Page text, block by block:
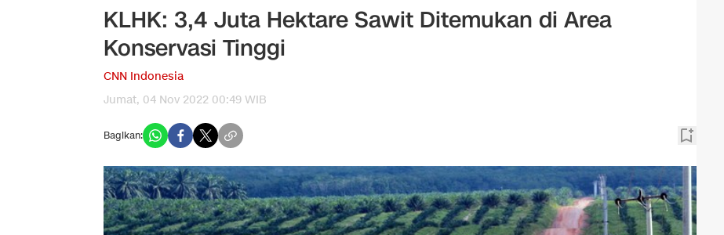
KLHK: 3,4 Juta Hektare Sawit Ditemukan di Area
Konservasi Tinggi
CNN Indonesia
Jumat, 04 Nov 2022 00:49 WIB
Bagikan: